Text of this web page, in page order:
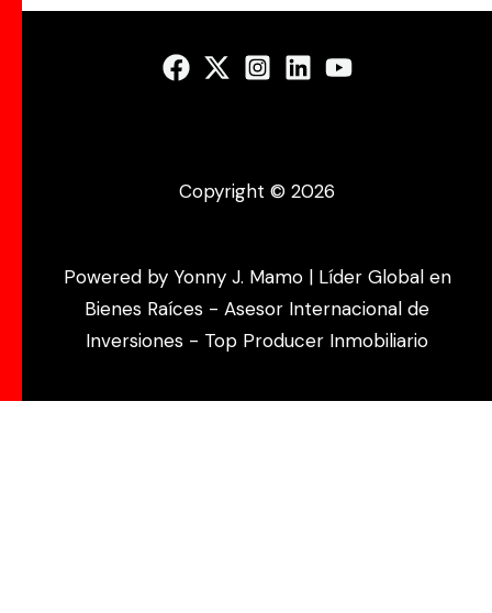
Copyright © 2026
Powered by Yonny J. Mamo | Líder Global en
Bienes Raíces - Asesor Internacional de
Inversiones - Top Producer Inmobiliario